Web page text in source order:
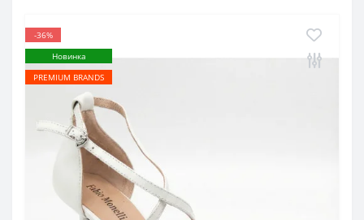
-36%
Новинка
PREMIUM BRANDS